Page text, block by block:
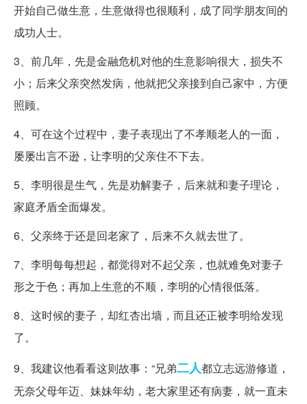
开始自己做生意，生意做得也很顺利，成了同学朋友间的
成功人士。
3、前几年，先是金融危机对他的生意影响很大，损失不
小；后来父亲突然发病，他就把父亲接到自己家中，方便
照顾。
4、可在这个过程中，妻子表现出了不孝顺老人的一面，
屡屡出言不逊，让李明的父亲住不下去。
5、李明很是生气，先是劝解妻子，后来就和妻子理论，
家庭矛盾全面爆发。
6、父亲终于还是回老家了，后来不久就去世了。
7、李明每每想起，都觉得对不起父亲，也就难免对妻子
形之于色；再加上生意的不顺，李明的心情很低落。
8、这时候的妻子，却红杏出墙，而且还正被李明给发现
了。
9、我建议他看看这则故事：“兄弟二人都立志远游修道，
无奈父母年迈、妹妹年幼，老大家里还有病妻，就一直未